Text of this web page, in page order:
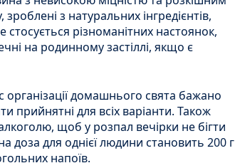
з натуральних інгредієнтів,
стосується різноманітних настоянок,
на родинному застіллі, якщо є
домашнього свята бажано
прийнятні для всіх варіанти. Також
щоб у розпал вечірки не бігти
для однієї людини становить 200 г
напоїв.